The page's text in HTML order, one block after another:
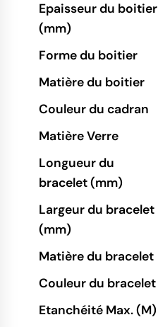
Epaisseur du boitier
(mm)
Forme du boitier
Matière du boitier
Couleur du cadran
Matière Verre
Longueur du
bracelet (mm)
Largeur du bracelet
(mm)
Matière du bracelet
Couleur du bracelet
Etanchéité Max. (M)